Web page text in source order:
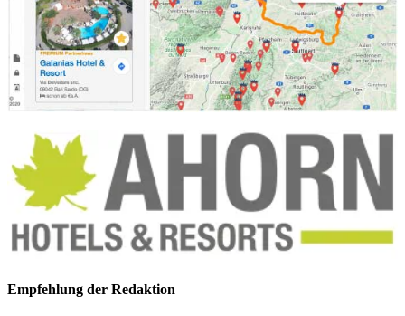
Empfehlung der Redaktion